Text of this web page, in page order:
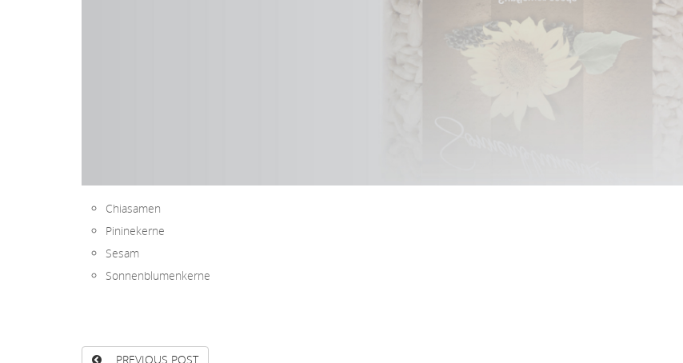
Chiasamen
Pininekerne
Sesam
Sonnenblumenkerne
PREVIOUS POST